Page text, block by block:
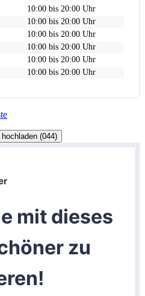
10:00 bis 20:00 Uhr
10:00 bis 20:00 Uhr
10:00 bis 20:00 Uhr
10:00 bis 20:00 Uhr
10:00 bis 20:00 Uhr
10:00 bis 20:00 Uhr
(044)